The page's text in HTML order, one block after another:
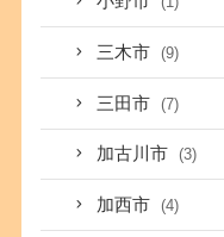
三木市 (9)
三田市 (7)
加古川市 (3)
加西市 (4)